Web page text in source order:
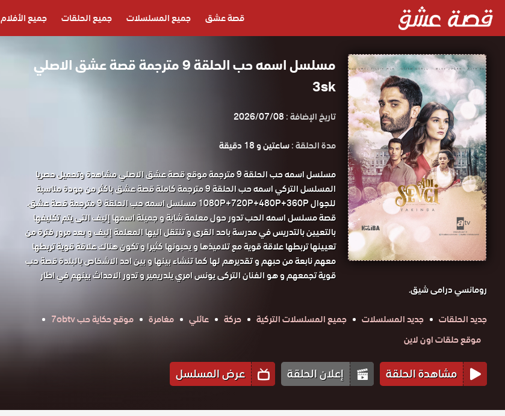
قصة عشق جميع المسلسلات جميع الحلقات جميع الأفلام
مسلسل اسمه حب الحلقة 9 مترجمة قصة عشق الاصلي
3sk
تاريخ الإضافة :2026/07/08
مدة الحلقة :ساعتين و 18 دقيقة
مسلسل اسمه حب الحلقة 9 مترجمة موقع قصة عشق الاصلي مشاهدة وتحميل حصريا
المسلسل التركي اسمه حب الحلقة 9 مترجمة كاملة قصة عشق باكثر من جودة مناسبة
للجوال 1080P+720P+480P+360P مسلسل اسمه حب الحلقة 9 مترجمة قصة عشق.
قصة مسلسل اسمه الحب تدور حول معلمة شابة و جميلة اسمها إليف التى يتم تكليفها
بالتعيين بالتدريس في مدرسة باحد القرى و تنتقل اليها المعلمة إليف و بعد مرور فترة من
تعيينها تربطها علاقة قوية مع تلاميذها و يحبونها كثيرا و تكون هناك علاقة قوية تربطها
معهم نابعة من حبهم و تقديرهم لها كما تنشاء بينها و بين احد الاشخاص بالبلدة قصة حب
قوية تجمعهم و هو الفنان التركى يونس امري يلدريمير و تدور الاحداث بينهم في اطار
رومانسي درامى شيق.
جديد الحلقات
جديد المسلسلات جميع المسلسلات التركية حركة عائلي مغامرة
موقع حكاية حب 7obtv
موقع حلقات اون لاين
مشاهدة الحلقة إعلان الحلقة عرض المسلسل